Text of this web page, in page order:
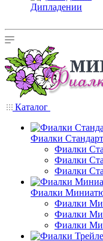
Дипладении
Каталог
Фиалки
Фиалки
Фиалки
Фиалки
Фиалки
Фиалки
Фиалки
Фиалки